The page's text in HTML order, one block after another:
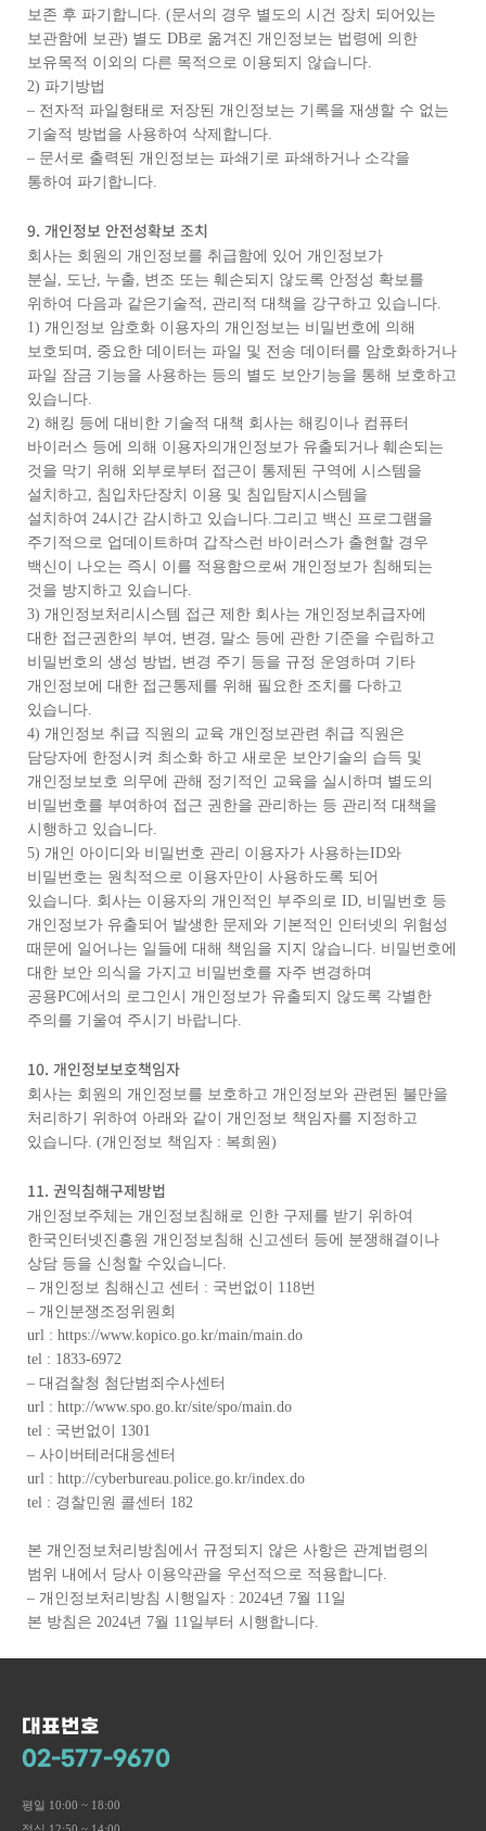
보존 후 파기합니다. (문서의 경우 별도의 시건 장치 되어있는
보관함에 보관) 별도 DB로 옮겨진 개인정보는 법령에 의한
보유목적 이외의 다른 목적으로 이용되지 않습니다.
2) 파기방법
– 전자적 파일형태로 저장된 개인정보는 기록을 재생할 수 없는
기술적 방법을 사용하여 삭제합니다.
– 문서로 출력된 개인정보는 파쇄기로 파쇄하거나 소각을
통하여 파기합니다.
9. 개인정보 안전성확보 조치
회사는 회원의 개인정보를 취급함에 있어 개인정보가
분실, 도난, 누출, 변조 또는 훼손되지 않도록 안정성 확보를
위하여 다음과 같은기술적, 관리적 대책을 강구하고 있습니다.
1) 개인정보 암호화 이용자의 개인정보는 비밀번호에 의해
보호되며, 중요한 데이터는 파일 및 전송 데이터를 암호화하거나
파일 잠금 기능을 사용하는 등의 별도 보안기능을 통해 보호하고
있습니다.
2) 해킹 등에 대비한 기술적 대책 회사는 해킹이나 컴퓨터
바이러스 등에 의해 이용자의개인정보가 유출되거나 훼손되는
것을 막기 위해 외부로부터 접근이 통제된 구역에 시스템을
설치하고, 침입차단장치 이용 및 침입탐지시스템을
설치하여 24시간 감시하고 있습니다.그리고 백신 프로그램을
주기적으로 업데이트하며 갑작스런 바이러스가 출현할 경우
백신이 나오는 즉시 이를 적용함으로써 개인정보가 침해되는
것을 방지하고 있습니다.
3) 개인정보처리시스템 접근 제한 회사는 개인정보취급자에
대한 접근권한의 부여, 변경, 말소 등에 관한 기준을 수립하고
비밀번호의 생성 방법, 변경 주기 등을 규정 운영하며 기타
개인정보에 대한 접근통제를 위해 필요한 조치를 다하고
있습니다.
4) 개인정보 취급 직원의 교육 개인정보관련 취급 직원은
담당자에 한정시켜 최소화 하고 새로운 보안기술의 습득 및
개인정보보호 의무에 관해 정기적인 교육을 실시하며 별도의
비밀번호를 부여하여 접근 권한을 관리하는 등 관리적 대책을
시행하고 있습니다.
5) 개인 아이디와 비밀번호 관리 이용자가 사용하는ID와
비밀번호는 원칙적으로 이용자만이 사용하도록 되어
있습니다. 회사는 이용자의 개인적인 부주의로 ID, 비밀번호 등
개인정보가 유출되어 발생한 문제와 기본적인 인터넷의 위험성
때문에 일어나는 일들에 대해 책임을 지지 않습니다. 비밀번호에
대한 보안 의식을 가지고 비밀번호를 자주 변경하며
공용PC에서의 로그인시 개인정보가 유출되지 않도록 각별한
주의를 기울여 주시기 바랍니다.
10. 개인정보보호책임자
회사는 회원의 개인정보를 보호하고 개인정보와 관련된 불만을
처리하기 위하여 아래와 같이 개인정보 책임자를 지정하고
있습니다. (개인정보 책임자 : 복희원)
11. 권익침해구제방법
개인정보주체는 개인정보침해로 인한 구제를 받기 위하여
한국인터넷진흥원 개인정보침해 신고센터 등에 분쟁해결이나
상담 등을 신청할 수있습니다.
– 개인정보 침해신고 센터 : 국번없이 118번
– 개인분쟁조정위원회
url : https://www.kopico.go.kr/main/main.do
tel : 1833-6972
– 대검찰청 첨단범죄수사센터
url : http://www.spo.go.kr/site/spo/main.do
tel : 국번없이 1301
– 사이버테러대응센터
url : http://cyberbureau.police.go.kr/index.do
tel : 경찰민원 콜센터 182
본 개인정보처리방침에서 규정되지 않은 사항은 관계법령의
범위 내에서 당사 이용약관을 우선적으로 적용합니다.
– 개인정보처리방침 시행일자 : 2024년 7월 11일
본 방침은 2024년 7월 11일부터 시행합니다.
대표번호
02-577-9670
평일 10:00 ~ 18:00